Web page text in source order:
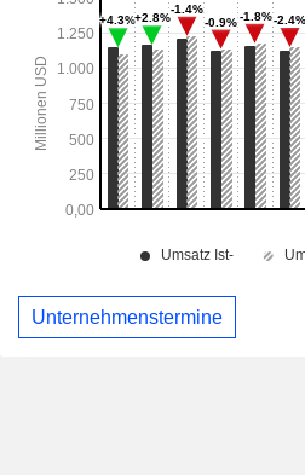
Unternehmenstermine